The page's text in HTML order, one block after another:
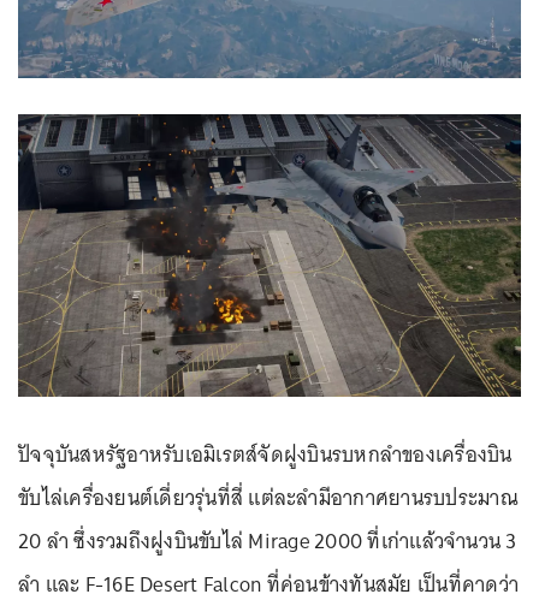
ปัจจุบันสหรัฐอาหรับเอมิเรตส์จัดฝูงบินรบหกลำของเครื่องบิน
ขับไล่เครื่องยนต์เดี่ยวรุ่นที่สี่ แต่ละลำมีอากาศยานรบประมาณ
20 ลำ ซึ่งรวมถึงฝูงบินขับไล่ Mirage 2000 ที่เก่าแล้วจำนวน 3
ลำ และ F-16E Desert Falcon ที่ค่อนข้างทันสมัย เป็นที่คาดว่า